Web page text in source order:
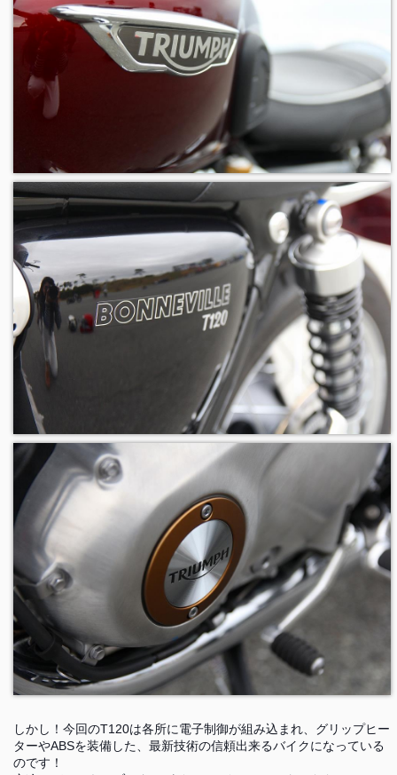
しかし！今回のT120は各所に電子制御が組み込まれ、グリップヒー
ターやABSを装備した、最新技術の信頼出来るバイクになっている
のです！